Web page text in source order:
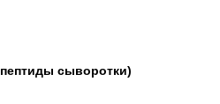
сыворотки)